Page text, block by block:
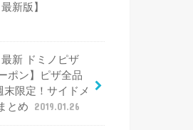
新版】
最新 ドミノピザ
ポン】ピザ全品
末限定！サイドメ
とめ
2019.01.26